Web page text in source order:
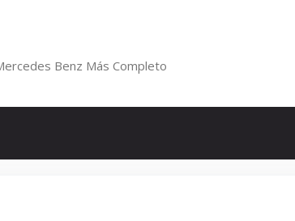
Benz Más Completo